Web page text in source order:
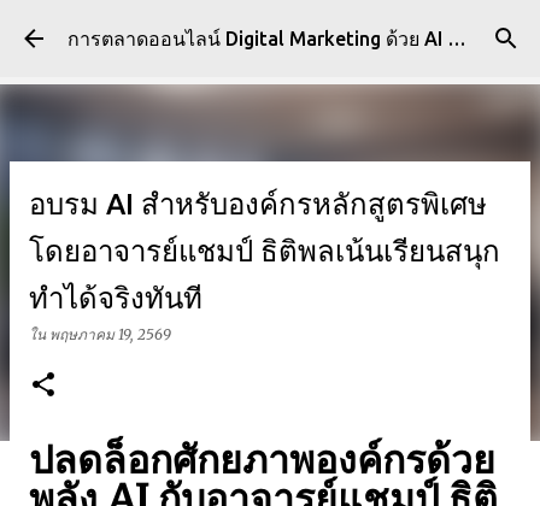
ข้ามไปที่เนื้อหาหลัก การตลาดออนไลน์ Digital Marketing ด้วย AI [ Gemini , ChatGPT และ Generative AI ]
อบรม AI สำหรับองค์กรหลักสูตรพิเศษ
โดยอาจารย์แชมป์ ธิติพลเน้นเรียนสนุก
ทำได้จริงทันที
ใน พฤษภาคม 19, 2569
ปลดล็อกศักยภาพองค์กรด้วย